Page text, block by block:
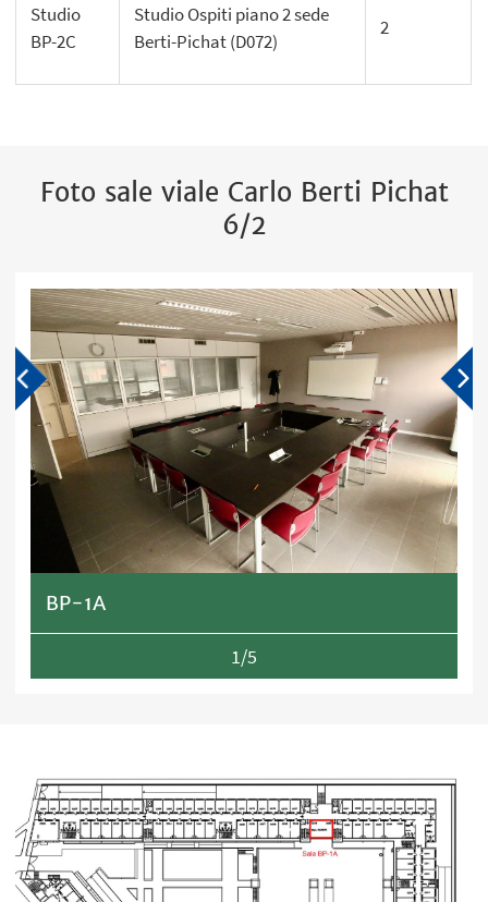
Studio
BP-2C
Studio Ospiti piano 2 sede
Berti-Pichat (D072)
2
Foto sale viale Carlo Berti Pichat
6/2
BP-1A
1/5